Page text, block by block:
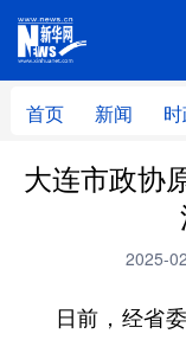
首页 新闻
首页
体育
大连市政协
2025-
日前，经省委